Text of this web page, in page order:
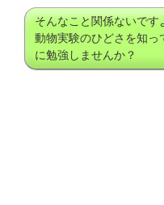
そんなこと関係ないです
動物実験のひどさを知っ
に勉強しませんか？